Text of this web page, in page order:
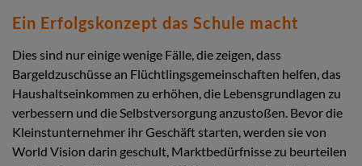
Ein Erfolgskonzept das Schule macht
Dies sind nur einige wenige Fälle, die zeigen, dass
Bargeldzuschüsse an Flüchtlingsgemeinschaften helfen, das
Haushaltseinkommen zu erhöhen, die Lebensgrundlagen zu
verbessern und die Selbstversorgung anzustoßen. Bevor die
Kleinstunternehmer ihr Geschäft starten, werden sie von
World Vision darin geschult, Marktbedürfnisse zu beurteilen